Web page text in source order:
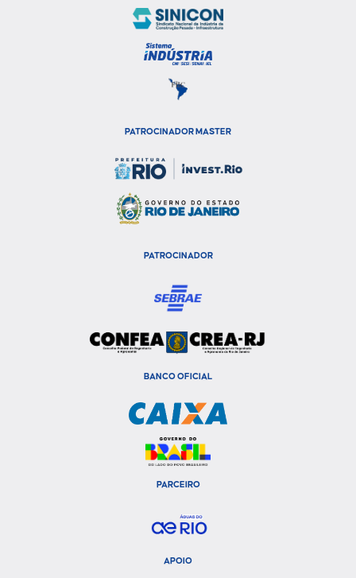
PATROCINADOR MASTER
PATROCINADOR
BANCO OFICIAL
PARCEIRO
APOIO